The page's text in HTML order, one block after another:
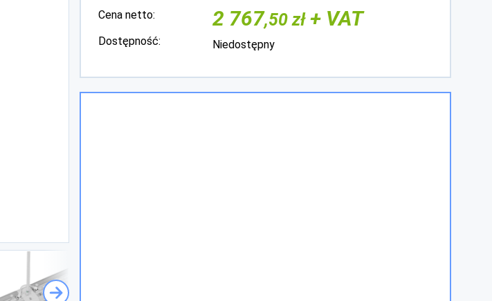
Cena netto: 2 767,50 zł+ VAT
Dostępność: Niedostępny